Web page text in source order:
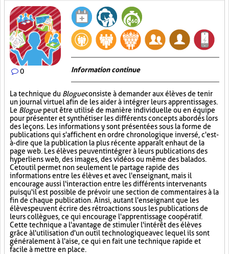
0 Information continue
La technique du Blogueconsiste à demander aux élèves de tenir
un journal virtuel afin de les aider à intégrer leurs apprentissages.
Le Bloguepeut être utilisé de manière individuelle ou en équipe
pour présenter et synthétiser les différents concepts abordés lors
des leçons. Les informations y sont présentées sous la forme de
publications qui s'affichent en ordre chronologique inversé, c'est-
à-dire que la publication la plus récente apparaît en haut de la
page web. Les élèves peuvent intégrer à leurs publications des
hyperliens web, des images, des vidéos ou même des balados.
Cet outil permet non seulement le partage rapide des
informations entre les élèves et avec l'enseignant, mais il
encourage aussi l'interaction entre les différents intervenants
puisqu'il est possible de prévoir une section de commentaires à la
fin de chaque publication. Ainsi, autant l'enseignant que les
élèves peuvent écrire des rétroactions sous les publications de
leurs collègues, ce qui encourage l'apprentissage coopératif.
Cette technique a l'avantage de stimuler l'intérêt des élèves
grâce à l'utilisation d'un outil technologique avec lequel ils sont
généralement à l'aise, ce qui en fait une technique rapide et
facile à mettre en place.